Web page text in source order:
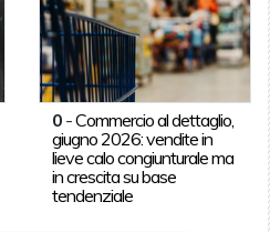
0 -Commercio al dettaglio,
giugno 2026: vendite in
lieve calo congiunturale ma
in crescita su base
tendenziale